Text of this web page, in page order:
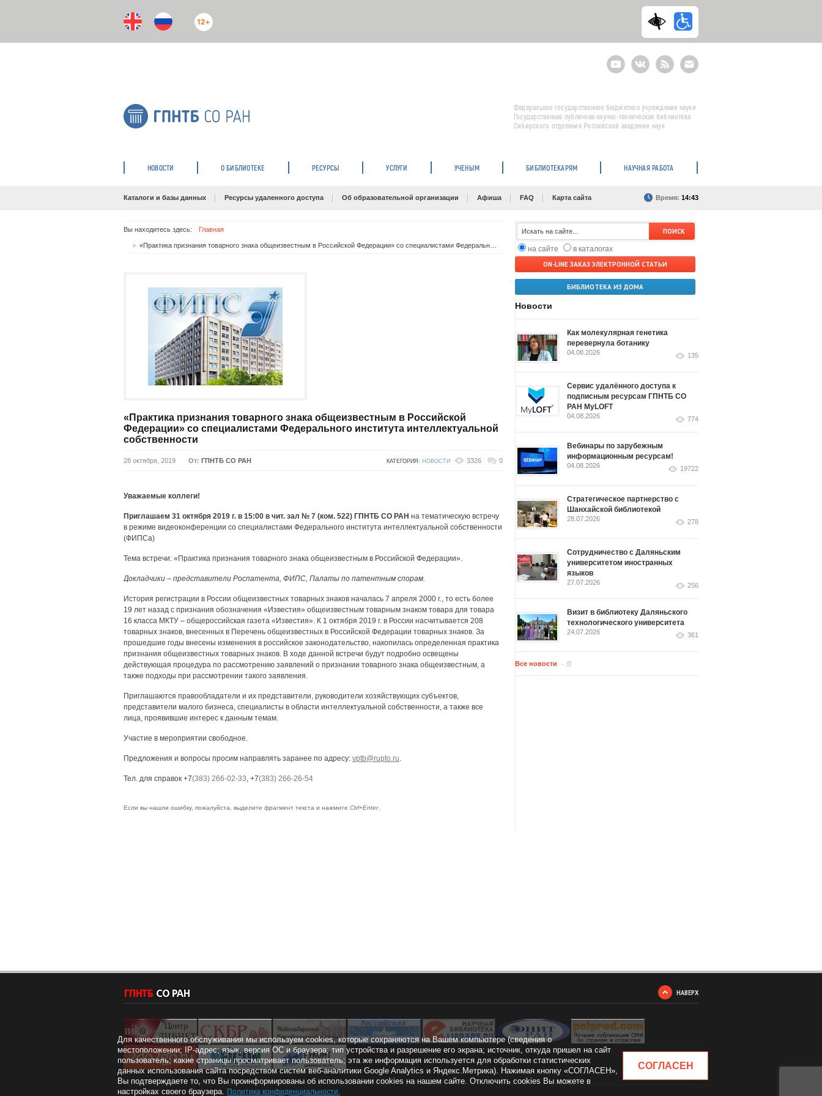
12+
YoutubeВКонтактеRSS
E-
mail
подписка
Федеральное государственное бюджетное учреждение науки
Государственная публичная научно-техническая библиотека
Сибирского отделения Российской академии наук
НОВОСТИ О БИБЛИОТЕКЕ РЕСУРСЫ УСЛУГИ УЧЕНЫМ БИБЛИОТЕКАРЯМ НАУЧНАЯ РАБОТА
Каталоги и базы данных Ресурсы удаленного доступа Об образовательной организации Афиша FAQ Карта сайта Время: 14:43
Вы находитесь здесь: Главная
«Практика признания товарного знака общеизвестным в Российской
Федерации» со специалистами Федерального института интеллектуальной
собственности
28 октября, 2019 От: ГПНТБ СО РАН КАТЕГОРИЯ: НОВОСТИ 3326 0
Уважаемые коллеги!
Приглашаем 31 октября 2019 г. в 15:00 в чит. зал № 7 (ком. 522) ГПНТБ СО РАН на тематическую встречу
в режиме видеоконференции со специалистами Федерального института интеллектуальной собственности
(ФИПСа)
Тема встречи: «Практика признания товарного знака общеизвестным в Российской Федерации».
Докладчики – представители Роспатента, ФИПС, Палаты по патентным спорам.
История регистрации в России общеизвестных товарных знаков началась 7 апреля 2000 г., то есть более
19 лет назад с признания обозначения «Известия» общеизвестным товарным знаком товара для товара
16 класса МКТУ – общероссийская газета «Известия». К 1 октября 2019 г. в России насчитывается 208
товарных знаков, внесенных в Перечень общеизвестных в Российской Федерации товарных знаков. За
прошедшие годы внесены изменения в российское законодательство, накопилась определенная практика
признания общеизвестных товарных знаков. В ходе данной встречи будут подробно освещены
действующая процедура по рассмотрению заявлений о признании товарного знака общеизвестным, а
также подходы при рассмотрении такого заявления.
Приглашаются правообладатели и их представители, руководители хозяйствующих субъектов,
представители малого бизнеса, специалисты в области интеллектуальной собственности, а также все
лица, проявившие интерес к данным темам.
Участие в мероприятии свободное.
Предложения и вопросы просим направлять заранее по адресу: vptb@rupto.ru.
Тел. для справок +7(383) 266-02-33, +7(383) 266-26-54
Если вы нашли ошибку, пожалуйста, выделите фрагмент текста и нажмите Ctrl+Enter.
на сайте
в каталогах
ON-LINE ЗАКАЗ ЭЛЕКТРОННОЙ СТАТЬИ
БИБЛИОТЕКА ИЗ ДОМА
Новости
Как молекулярная генетика
перевернула ботанику
04.08.2026 135
Сервис удалённого доступа к
подписным ресурсам ГПНТБ СО
РАН MyLOFT
04.08.2026 774
Вебинары по зарубежным
информационным ресурсам!
04.08.2026 19722
Стратегическое партнерство с
Шанхайской библиотекой
28.07.2026 278
Сотрудничество с Даляньским
университетом иностранных
языков
27.07.2026 256
Визит в библиотеку Даляньского
технологического университета
24.07.2026 361
Все новости
НАВЕРХ
Для качественного обслуживания мы используем cookies, которые сохраняются на Вашем компьютере (сведения о
местоположении; IP-адрес; язык, версия ОС и браузера; тип устройства и разрешение его экрана; источник, откуда пришел на сайт
пользователь; какие страницы просматривает пользователь; эта же информация используется для обработки статистических
данных использования сайта посредством систем веб-аналитики Google Analytics и Яндекс.Метрика). Нажимая кнопку «СОГЛАСЕН»,
Вы подтверждаете то, что Вы проинформированы об использовании cookies на нашем сайте. Отключить cookies Вы можете в
настройках своего браузера. Политика конфиденциальности.
СОГЛАСЕН